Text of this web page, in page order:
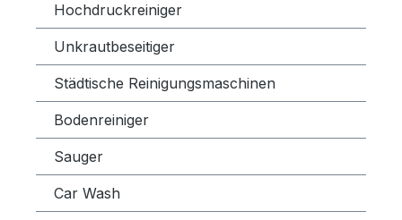
Hochdruckreiniger
Unkrautbeseitiger
Städtische Reinigungsmaschinen
Bodenreiniger
Sauger
Car Wash